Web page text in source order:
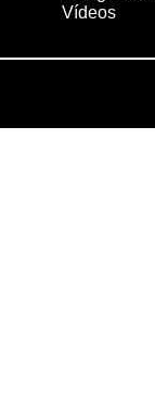
Vídeos